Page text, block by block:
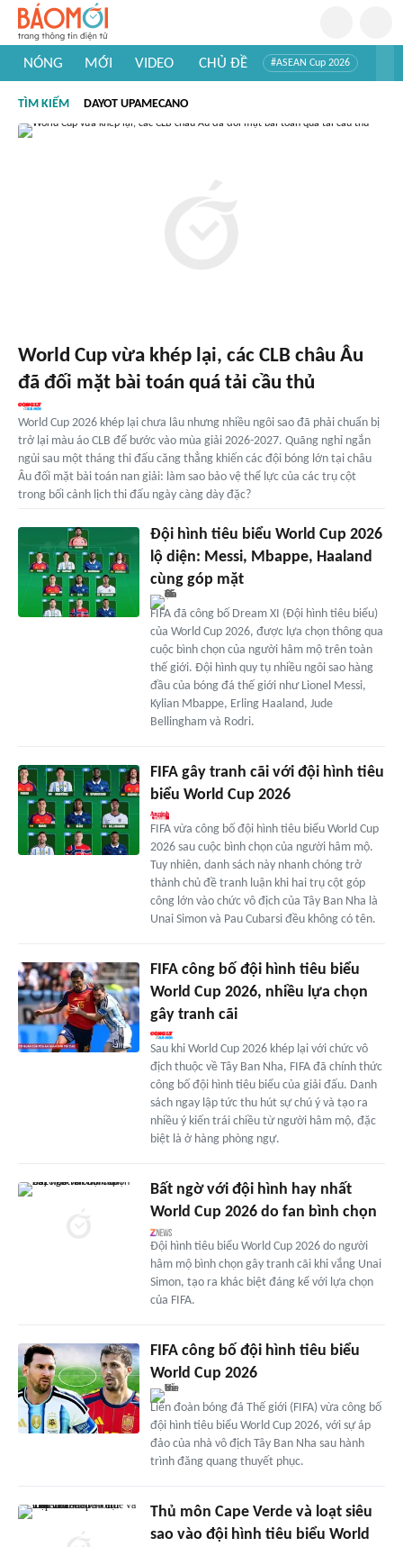
NÓNG MỚI VIDEO CHỦ ĐỀ #ASEAN Cup 2026
#Khám phá thế giới
TÌM KIẾM DAYOT UPAMECANO
World Cup vừa khép lại, các CLB châu Âu
đã đối mặt bài toán quá tải cầu thủ
World Cup 2026 khép lại chưa lâu nhưng nhiều ngôi sao đã phải chuẩn bị
trở lại màu áo CLB để bước vào mùa giải 2026-2027. Quãng nghỉ ngắn
ngủi sau một tháng thi đấu căng thẳng khiến các đội bóng lớn tại châu
Âu đối mặt bài toán nan giải: làm sao bảo vệ thể lực của các trụ cột
trong bối cảnh lịch thi đấu ngày càng dày đặc?
Đội hình tiêu biểu World Cup 2026
lộ diện: Messi, Mbappe, Haaland
cùng góp mặt
FIFA đã công bố Dream XI (Đội hình tiêu biểu)
của World Cup 2026, được lựa chọn thông qua
cuộc bình chọn của người hâm mộ trên toàn
thế giới. Đội hình quy tụ nhiều ngôi sao hàng
đầu của bóng đá thế giới như Lionel Messi,
Kylian Mbappe, Erling Haaland, Jude
Bellingham và Rodri.
FIFA gây tranh cãi với đội hình tiêu
biểu World Cup 2026
FIFA vừa công bố đội hình tiêu biểu World Cup
2026 sau cuộc bình chọn của người hâm mộ.
Tuy nhiên, danh sách này nhanh chóng trở
thành chủ đề tranh luận khi hai trụ cột góp
công lớn vào chức vô địch của Tây Ban Nha là
Unai Simon và Pau Cubarsi đều không có tên.
FIFA công bố đội hình tiêu biểu
World Cup 2026, nhiều lựa chọn
gây tranh cãi
Sau khi World Cup 2026 khép lại với chức vô
địch thuộc về Tây Ban Nha, FIFA đã chính thức
công bố đội hình tiêu biểu của giải đấu. Danh
sách ngay lập tức thu hút sự chú ý và tạo ra
nhiều ý kiến trái chiều từ người hâm mộ, đặc
biệt là ở hàng phòng ngự.
Bất ngờ với đội hình hay nhất
World Cup 2026 do fan bình chọn
Đội hình tiêu biểu World Cup 2026 do người
hâm mộ bình chọn gây tranh cãi khi vắng Unai
Simon, tạo ra khác biệt đáng kể với lựa chọn
của FIFA.
FIFA công bố đội hình tiêu biểu
World Cup 2026
Liên đoàn bóng đá Thế giới (FIFA) vừa công bố
đội hình tiêu biểu World Cup 2026, với sự áp
đảo của nhà vô địch Tây Ban Nha sau hành
trình đăng quang thuyết phục.
Thủ môn Cape Verde và loạt siêu
sao vào đội hình tiêu biểu World